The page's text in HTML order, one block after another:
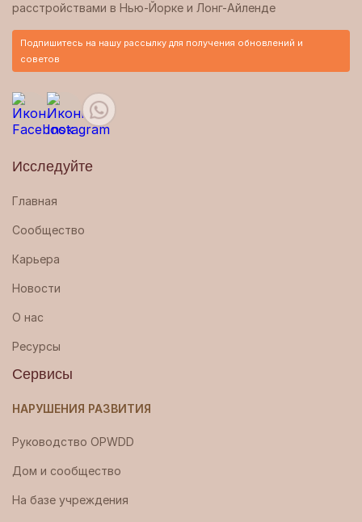
расстройствами в Нью-Йорке и Лонг-Айленде
Подпишитесь на нашу рассылку для получения обновлений и
советов
Исследуйте
Главная
Сообщество
Карьера
Новости
О нас
Ресурсы
Сервисы
НАРУШЕНИЯ РАЗВИТИЯ
Руководство OPWDD
Дом и сообщество
На базе учреждения